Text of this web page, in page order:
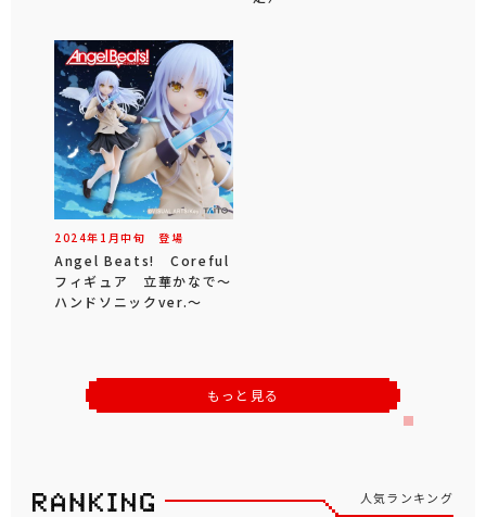
2024年 1 月中旬 登場
Angel Beats! Coreful
フィギュア 立華かなで～
ハンドソニックver.～
もっと見る
人気ランキング